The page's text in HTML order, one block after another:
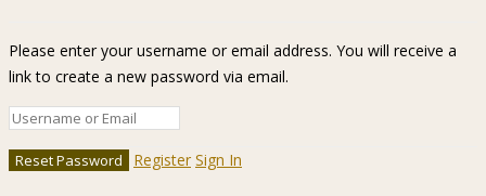
Please enter your username or email address. You will receive a
link to create a new password via email.
Register Sign In